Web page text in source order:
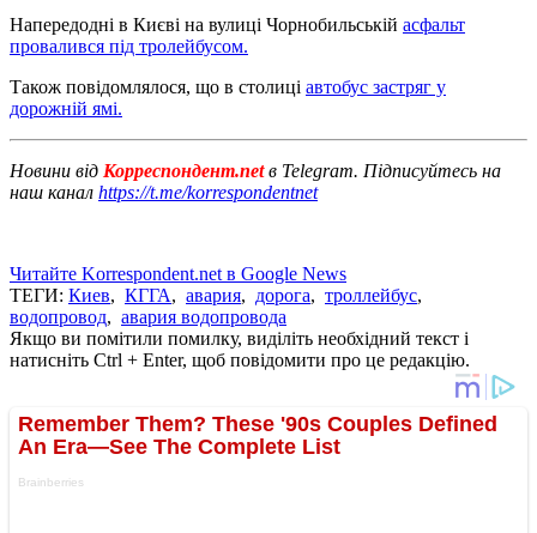
Напередодні в Києві на вулиці Чорнобильській асфальт
провалився під тролейбусом.
Також повідомлялося, що в столиці автобус застряг у
дорожній ямі.
Новини від Корреспондент.netв Telegram. Підписуйтесь на
наш канал https://t.me/korrespondentnet
Читайте Korrespondent.net в Google News
ТЕГИ: Киев, КГГА, авария, дорога, троллейбус,
водопровод, авария водопровода
Якщо ви помітили помилку, виділіть необхідний текст і
натисніть Ctrl + Enter, щоб повідомити про це редакцію.